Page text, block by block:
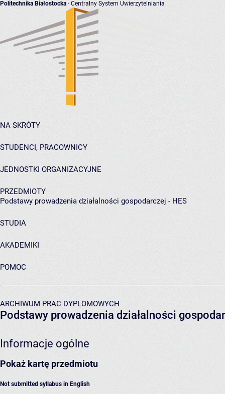
Politechnika Białostocka - Centralny System Uwierzytelniania
NA SKRÓTY
STUDENCI, PRACOWNICY
JEDNOSTKI ORGANIZACYJNE
PRZEDMIOTY
Podstawy prowadzenia działalności gospodarczej - HES
STUDIA
AKADEMIKI
POMOC
ARCHIWUM PRAC DYPLOMOWYCH
Podstawy prowadzenia działalności
Informacje ogólne
Pokaż kartę przedmiotu
Not submitted syllabus in English